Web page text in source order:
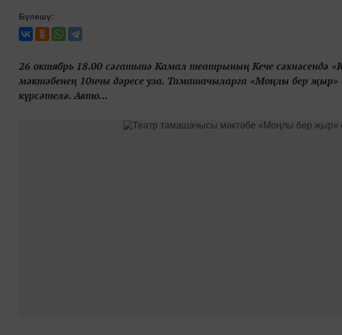
Бүлешү:
26 октябрь 18.00 сәгатьтә Камал театрының Кече
мәктәбенең 10нчы дәресе уза. Тамашачыларга «Моңлы бер җыр»
күрсәтелә. Авто...